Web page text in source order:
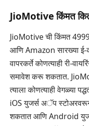
JioMotive किंमत
JioMotive ची किंमत
आणि Amazon सारख्या ई-
वापरकर्ते कोणत्याही री-
समावेश करू शकतात.
त्याला कोणत्याही वेगळ्या
iOS युजर्स अॅप
शकतात आणि Android